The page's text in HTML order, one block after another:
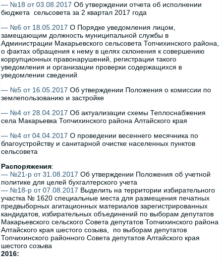
— №18 от 03.08.2017 Об утверждении отчета об исполнении
бюджета сельсовета за 2 квартал 2017 года
— №6 от 18.05.2017 О Порядке уведомления лицом,
замещающим должность муниципальной службы в
Администрации Макарьевского сельсовета Топчихинского района,
о фактах обращения к нему в целях склонения к совершению
коррупционных правонарушений, регистрации такого
уведомления и организации проверки содержащихся в
уведомлении сведений
— №5 от 16.05.2017 Об утверждении Положения о комиссии по
землепользованию и застройке
— №4 от 28.04.2017 Об актуализации схемы Теплоснабжения
села Макарьевка Топчихинского района Алтайского края
— №4 от 04.04.2017 О проведении весеннего месячника по
благоустройству и санитарной очистке населенных пунктов
сельсовета
Распоряжения:
— №21-р от 31.08.2017 Об утверждении Положения об учетной
политике для целей бухгалтерского учета
— №18-р от 07.08.2017 Выделить на территории избирательного
участка № 1620 специальные места для размещения печатных
предвыборных агитационных материалов зарегистрированных
кандидатов, избирательных объединений по выборам депутатов
Макарьевского сельского Совета депутатов Топчихинского района
Алтайского края шестого созыва, по выборам депутатов
Топчихинского районного Совета депутатов Алтайского края
шестого созыва
2016: